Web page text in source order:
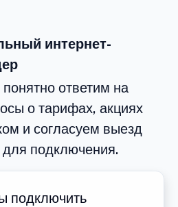
интернет-
ответим на
о тарифах, акциях
и согласуем выезд
подключения.
подключить